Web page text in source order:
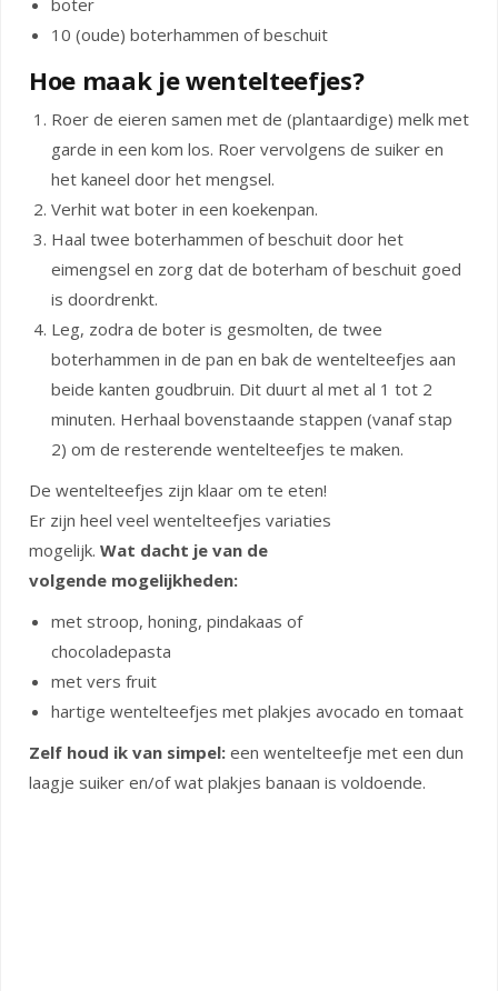
boter
10 (oude) boterhammen of beschuit
Hoe maak je wentelteefjes?
Roer de eieren samen met de (plantaardige) melk met
garde in een kom los. Roer vervolgens de suiker en
het kaneel door het mengsel.
Verhit wat boter in een koekenpan.
Haal twee boterhammen of beschuit door het
eimengsel en zorg dat de boterham of beschuit goed
is doordrenkt.
Leg, zodra de boter is gesmolten, de twee
boterhammen in de pan en bak de wentelteefjes aan
beide kanten goudbruin. Dit duurt al met al 1 tot 2
minuten. Herhaal bovenstaande stappen (vanaf stap
2) om de resterende wentelteefjes te maken.
De wentelteefjes zijn klaar om te eten!
Er zijn heel veel wentelteefjes variaties
mogelijk. Wat dacht je van de
volgende mogelijkheden:
met stroop, honing, pindakaas of
chocoladepasta
met vers fruit
hartige wentelteefjes met plakjes avocado en tomaat
Zelf houd ik van simpel: een wentelteefje met een dun
laagje suiker en/of wat plakjes banaan is voldoende.